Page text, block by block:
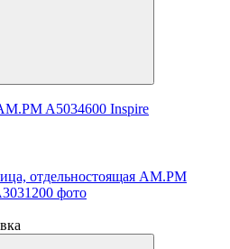
A5034600 Inspire